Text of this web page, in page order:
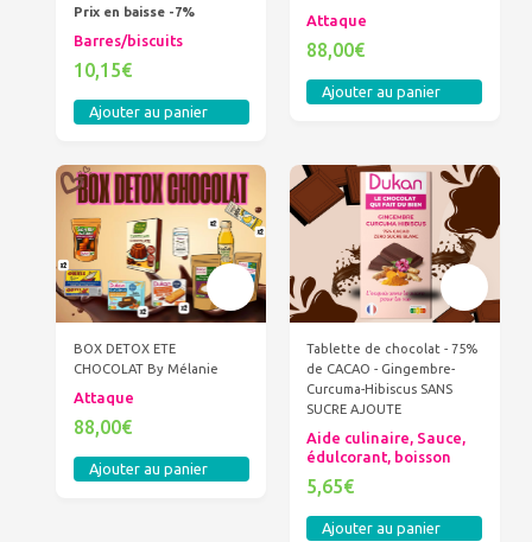
Prix en baisse -7%
Barres/biscuits
10,15€
Ajouter au panier
Attaque
88,00€
Ajouter au panier
BOX DETOX ETE
CHOCOLAT By Mélanie
Attaque
88,00€
Ajouter au panier
Tablette de chocolat - 75%
de CACAO - Gingembre-
Curcuma-Hibiscus SANS
SUCRE AJOUTE
Aide culinaire, Sauce,
édulcorant, boisson
5,65€
Ajouter au panier